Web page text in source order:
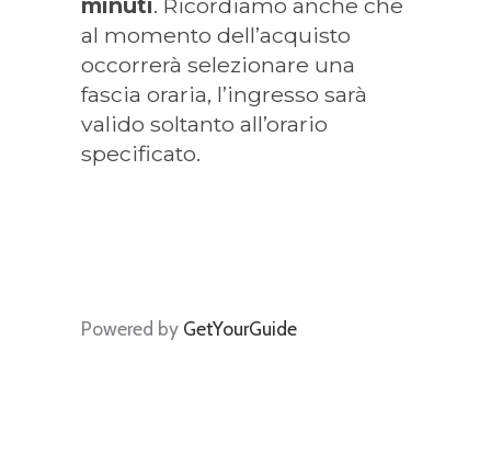
minuti. Ricordiamo anche che
al momento dell’acquisto
occorrerà selezionare una
fascia oraria, l’ingresso sarà
valido soltanto all’orario
specificato.
Powered by GetYourGuide